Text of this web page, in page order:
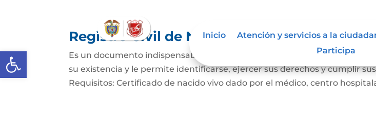
Abrir barra de herramientas
Inicio Atención y servicios a la
Participa
Registro Civil de Nacimiento
Es un documento indispensable mediante el cual la persona prueba ante
su existencia y le permite identificarse, ejercer sus derechos y cumplir
Requisitos: Certificado de nacido vivo dado por el médico, centro